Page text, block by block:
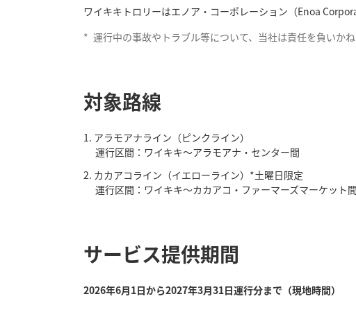
ワイキキトロリーはエノア・コーポレーション（Enoa
* 運行中の事故やトラブル等について、当社は責任を負いか
対象路線
アラモアナライン（ピンクライン）
運行区間：ワイキキ～アラモアナ・センター間
カカアコライン（イエローライン）*土曜日限定
運行区間：ワイキキ～カカアコ・ファーマーズマーケット間
サービス提供期間
2026年6月1日から2027年3月31日運行分まで（現地時間）